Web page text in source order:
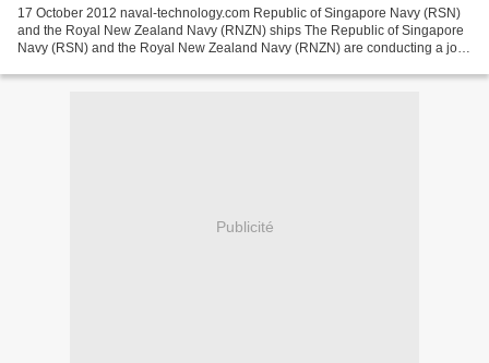
17 October 2012 naval-technology.com Republic of Singapore Navy (RSN)
and the Royal New Zealand Navy (RNZN) ships The Republic of Singapore
Navy (RSN) and the Royal New Zealand Navy (RNZN) are conducting a joint
Publicité